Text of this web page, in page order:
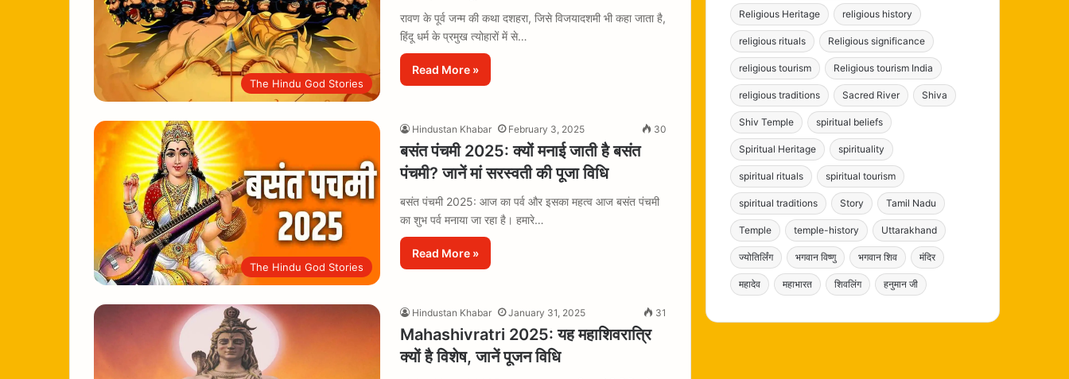
The Hindu God Stories
रावण के पूर्व जन्म की कथा दशहरा, जिसे विजयादशमी भी कहा जाता है,
हिंदू धर्म के प्रमुख त्योहारों में से…
Read More »
The Hindu God Stories
Hindustan Khabar February 3, 2025 30
बसंत पंचमी 2025: क्यों मनाई जाती है बसंत
पंचमी? जानें मां सरस्वती की पूजा विधि
बसंत पंचमी 2025: आज का पर्व और इसका महत्व आज बसंत पंचमी
का शुभ पर्व मनाया जा रहा है। हमारे…
Read More »
Hindustan Khabar January 31, 2025 31
Mahashivratri 2025: यह महाशिवरात्रि
क्यों है विशेष, जानें पूजन विधि
Religious Heritage religious history
religious rituals Religious significance
religious tourism Religious tourism India
religious traditions Sacred River Shiva
Shiv Temple spiritual beliefs
Spiritual Heritage spirituality
spiritual rituals spiritual tourism
spiritual traditions Story Tamil Nadu
Temple temple-history Uttarakhand
ज्योतिर्लिंग भगवान विष्णु भगवान शिव मंदिर
महादेव महाभारत शिवलिंग हनुमान जी